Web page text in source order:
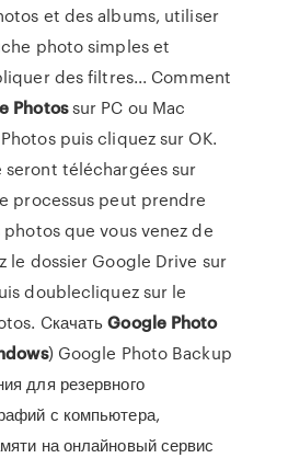
et des albums, utiliser
photo simples et
des filtres... Comment
Photossur PC ou Mac
puis cliquez sur OK.
seront téléchargées sur
processus peut prendre
que vous venez de
le dossier Google Drive sur
doublecliquez sur le
CкачатьGoogle Photo
) Google Photo Backup
для резервного
с компьютера,
на онлайновый сервис